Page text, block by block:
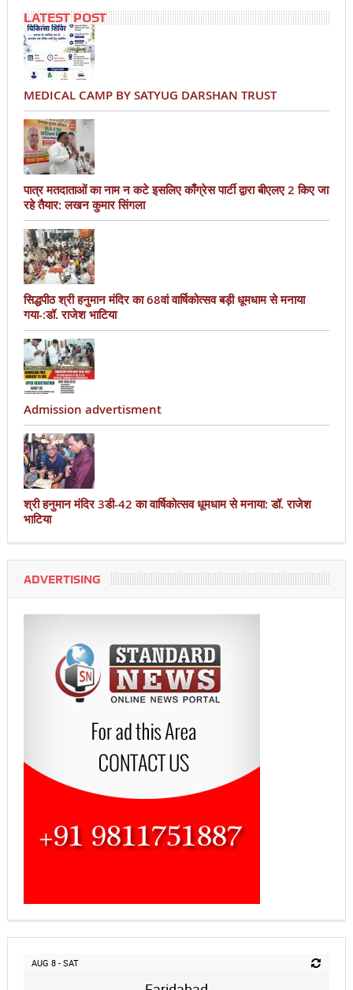
LATEST POST
MEDICAL CAMP BY SATYUG DARSHAN TRUST
पात्र मतदाताओं का नाम न कटे इसलिए काँग्रेस पार्टी द्वारा बीएलए 2 किए जा
रहे तैयार: लखन कुमार सिंगला
सिद्धपीठ श्री हनुमान मंदिर का 68वां वार्षिकोत्सव बड़ी धूमधाम से मनाया
गया-:डॉ. राजेश भाटिया
Admission advertisment
श्री हनुमान मंदिर 3डी-42 का वार्षिकोत्सव धूमधाम से मनाया: डॉ. राजेश
भाटिया
ADVERTISING
AUG 8 - SAT